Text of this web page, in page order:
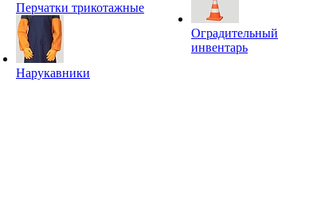
Перчатки трикотажные
Нарукавники
Оградительный
инвентарь